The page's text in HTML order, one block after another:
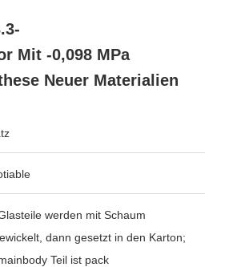
Mit -0,098 MPa
Neuer Materialien
werden mit Schaum
dann gesetzt in den Karton;
Teil ist pack